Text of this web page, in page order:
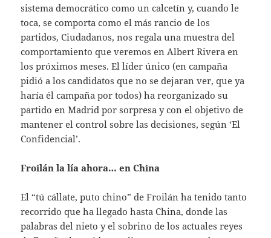
sistema democrático como un calcetín y, cuando le
toca, se comporta como el más rancio de los
partidos, Ciudadanos, nos regala una muestra del
comportamiento que veremos en Albert Rivera en
los próximos meses. El líder único (en campaña
pidió a los candidatos que no se dejaran ver, que ya
haría él campaña por todos) ha reorganizado su
partido en Madrid por sorpresa y con el objetivo de
mantener el control sobre las decisiones, según ‘El
Confidencial’.
Froilán la lía ahora… en China
El “tú cállate, puto chino” de Froilán ha tenido tanto
recorrido que ha llegado hasta China, donde las
palabras del nieto y el sobrino de los actuales reyes